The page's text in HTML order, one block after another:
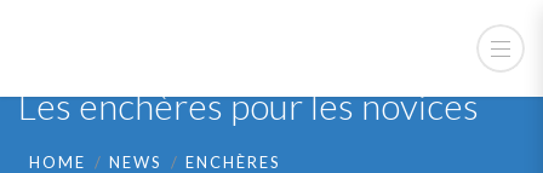
Les enchères pour les novices
HOME NEWS
ENCHÈRES